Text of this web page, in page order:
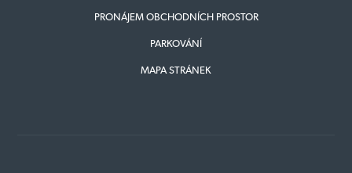
PRONÁJEM OBCHODNÍCH PROSTOR
PARKOVÁNÍ
MAPA STRÁNEK